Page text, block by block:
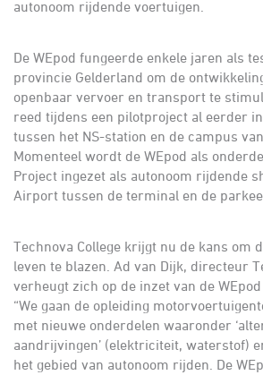
autonoom rijdende voertuigen.
De WEpod fungeerde enkele jaren als
provincie Gelderland om de
openbaar vervoer en transport te
reed tijdens een pilotproject al eerder
tussen het NS-station en de campus van
Momenteel wordt de WEpod als
Project ingezet als autonoom rijdende
Airport tussen de terminal en de
Technova College krijgt nu de kans om
leven te blazen. Ad van Dijk, directeur
verheugt zich op de inzet van de
“We gaan de opleiding
met nieuwe onderdelen waaronder
aandrijvingen’ (elektriciteit, waterstof)
het gebied van autonoom rijden. De